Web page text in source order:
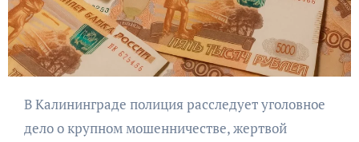
В Калининграде полиция расследует уголовное
дело о крупном мошенничестве, жертвой